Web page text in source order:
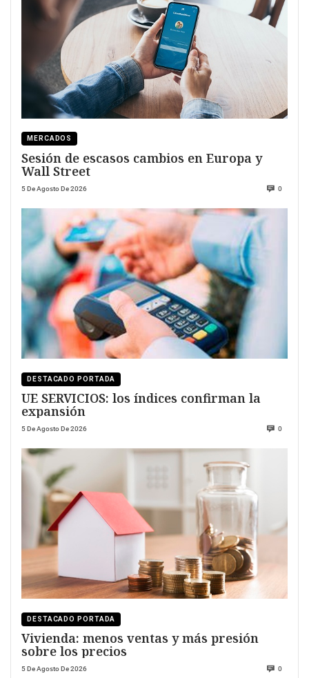
MERCADOS
Sesión de escasos cambios en Europa y
Wall Street
5 De Agosto De 2026 0
DESTACADO PORTADA
UE SERVICIOS: los índices confirman la
expansión
5 De Agosto De 2026 0
DESTACADO PORTADA
Vivienda: menos ventas y más presión
sobre los precios
5 De Agosto De 2026 0